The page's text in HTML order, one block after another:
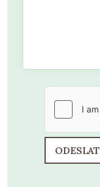
ODESLAT